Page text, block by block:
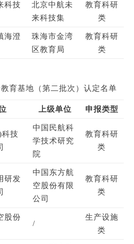
科技
北京中航未
来科技集
教育科研
类
海澄
珠海市金湾
区教育局
教育科研
类
育基地（第二批次）认定名单
上级单位 申报类型
技
中国民航科
学技术研究
院
教育科研
类
研发
中国东方航
空股份有限
公司
教育科研
类
股份
/
生产设施
类